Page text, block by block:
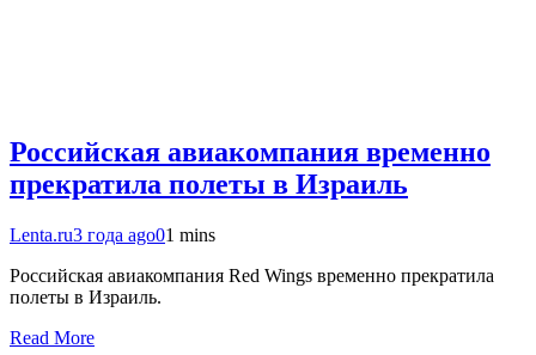
Российская авиакомпания временно
прекратила полеты в Израиль
Lenta.ru3 года ago01 mins
Российская авиакомпания Red Wings временно прекратила
полеты в Израиль.
Read More